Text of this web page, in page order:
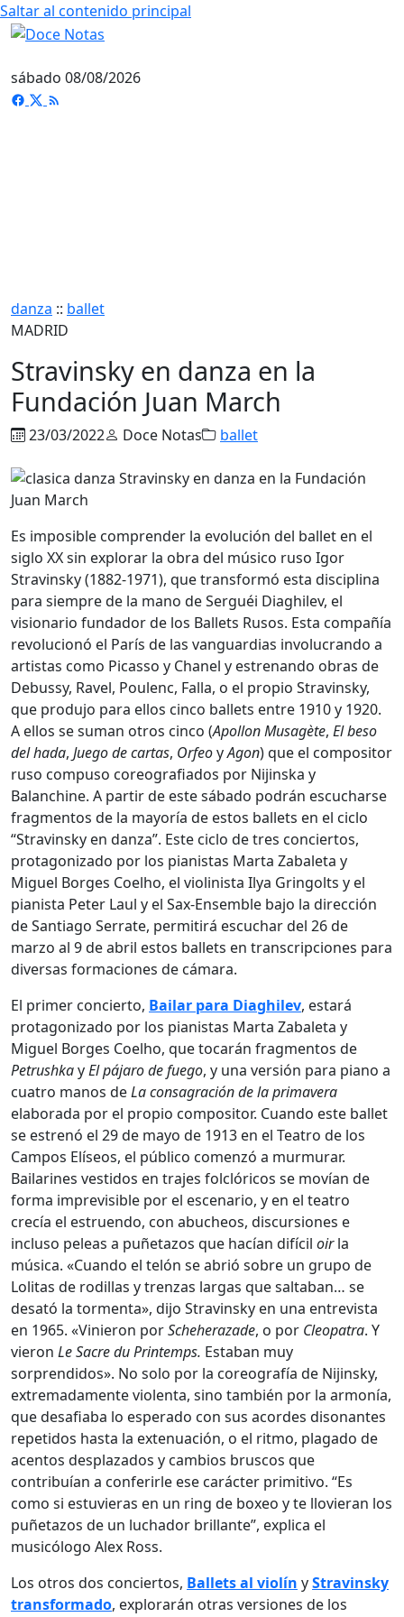
Saltar al contenido principal
sábado 08/08/2026
danza :: ballet
MADRID
Stravinsky en danza en la
Fundación Juan March
23/03/2022 Doce Notas ballet
Es imposible comprender la evolución del ballet en el
siglo XX sin explorar la obra del músico ruso Igor
Stravinsky (1882-1971), que transformó esta disciplina
para siempre de la mano de Serguéi Diaghilev, el
visionario fundador de los Ballets Rusos. Esta compañía
revolucionó el París de las vanguardias involucrando a
artistas como Picasso y Chanel y estrenando obras de
Debussy, Ravel, Poulenc, Falla, o el propio Stravinsky,
que produjo para ellos cinco ballets entre 1910 y 1920.
A ellos se suman otros cinco (Apollon Musagète, El beso
del hada, Juego de cartas, OrfeoyAgon) que el compositor
ruso compuso coreografiados por Nijinska y
Balanchine. A partir de este sábado podrán escucharse
fragmentos de la mayoría de estos ballets en el ciclo
“Stravinsky en danza”. Este ciclo de tres conciertos,
protagonizado por los pianistas Marta Zabaleta y
Miguel Borges Coelho, el violinista Ilya Gringolts y el
pianista Peter Laul y el Sax-Ensemble bajo la dirección
de Santiago Serrate, permitirá escuchar del 26 de
marzo al 9 de abril estos ballets en transcripciones para
diversas formaciones de cámara.
El primer concierto, Bailar para Diaghilev, estará
protagonizado por los pianistas Marta Zabaleta y
Miguel Borges Coelho, que tocarán fragmentos de
PetrushkayEl pájaro de fuego, y una versión para piano a
cuatro manos deLa consagración de la primavera
elaborada por el propio compositor. Cuando este ballet
se estrenó el 29 de mayo de 1913 en el Teatro de los
Campos Elíseos, el público comenzó a murmurar.
Bailarines vestidos en trajes folclóricos se movían de
forma imprevisible por el escenario, y en el teatro
crecía el estruendo, con abucheos, discursiones e
incluso peleas a puñetazos que hacían difícil oirla
música. «Cuando el telón se abrió sobre un grupo de
Lolitas de rodillas y trenzas largas que saltaban… se
desató la tormenta», dijo Stravinsky en una entrevista
en 1965. «Vinieron porScheherazade, o por Cleopatra. Y
vieron Le Sacre du Printemps. Estaban muy
sorprendidos». No solo por la coreografía de Nijinsky,
extremadamente violenta, sino también por la armonía,
que desafiaba lo esperado con sus acordes disonantes
repetidos hasta la extenuación, o el ritmo, plagado de
acentos desplazados y cambios bruscos que
contribuían a conferirle ese carácter primitivo. “Es
como si estuvieras en un ring de boxeo y te llovieran los
puñetazos de un luchador brillante”, explica el
musicólogo Alex Ross.
Los otros dos conciertos, Ballets al violín yStravinsky
transformado, explorarán otras versiones de los